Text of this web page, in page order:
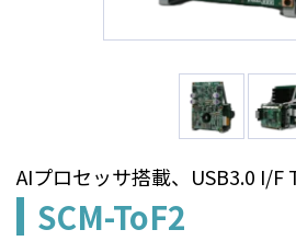
AIプロセッサ搭載、USB3.0 I/F
SCM-ToF2